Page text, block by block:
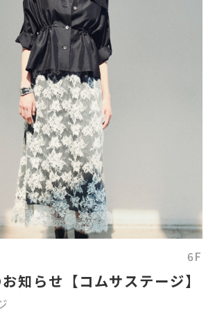
6F
知らせ【コムサステージ】